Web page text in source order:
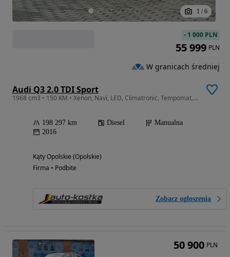
1 / 6
Audi Q3 2.0 TDI Sport
1968 cm3 • 150 KM • Xenon, Navi, LED, Climatronic, Tempomat, Ele.Klapa, Czujniki GWARANCJA
198 297 km Diesel
Manualna
2016
Kąty Opolskie (Opolskie)
Firma • Podbite
Zobacz ogłoszenia
- 1 000 PLN
55 999 PLN
W granicach średniej
50 900 PLN